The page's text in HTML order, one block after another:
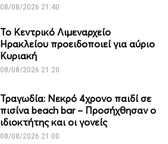
08/08/2026 21:40
Το Κεντρικό Λιμεναρχείο
Ηρακλείου προειδοποιεί για αύριο
Κυριακή
08/08/2026 21:20
Τραγωδία: Νεκρό 4χρονο παιδί σε
πισίνα beach bar – Προσήχθησαν ο
ιδιοκτήτης και οι γονείς
08/08/2026 21:00